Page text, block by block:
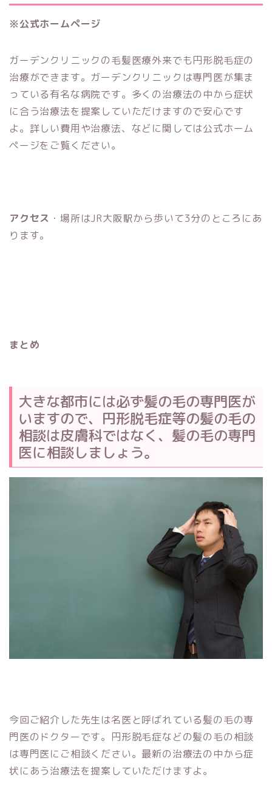
※公式ホームページ
ガーデンクリニックの毛髪医療外来でも円形脱毛症の
治療ができます。ガーデンクリニックは専門医が集ま
っている有名な病院です。多くの治療法の中から症状
に合う治療法を提案していただけますので安心です
よ。詳しい費用や治療法、などに関しては公式ホーム
ページをご覧ください。
アクセス ・場所はJR大阪駅から歩いて3分のところにあ
ります。
まとめ
大きな都市には必ず髪の毛の専門医が
いますので、円形脱毛症等の髪の毛の
相談は皮膚科ではなく、髪の毛の専門
医に相談しましょう。
今回ご紹介した先生は名医と呼ばれている髪の毛の専
門医のドクターです。円形脱毛症などの髪の毛の相談
は専門医にご相談ください。最新の治療法の中から症
状にあう治療法を提案していただけますよ。